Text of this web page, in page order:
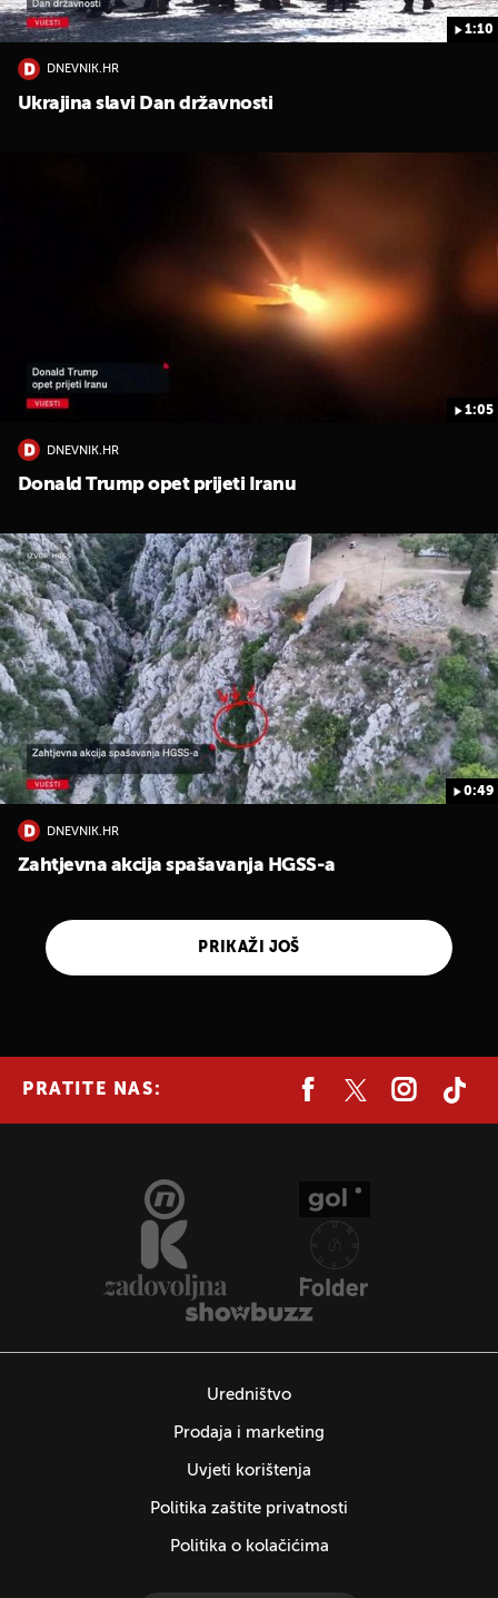
1:10
DNEVNIK.HR
Ukrajina slavi Dan državnosti
1:05
DNEVNIK.HR
Donald Trump opet prijeti Iranu
0:49
DNEVNIK.HR
Zahtjevna akcija spašavanja HGSS-a
PRIKAŽI JOŠ
PRATITE NAS:
Uredništvo
Prodaja i marketing
Uvjeti korištenja
Politika zaštite privatnosti
Politika o kolačićima